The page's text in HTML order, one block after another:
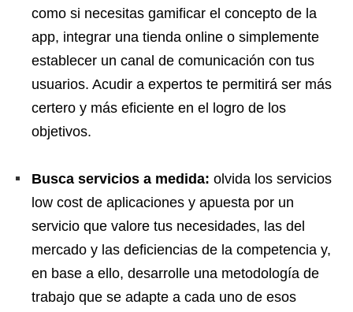
como si necesitas gamificar el concepto de la
app, integrar una tienda online o simplemente
establecer un canal de comunicación con tus
usuarios. Acudir a expertos te permitirá ser más
certero y más eficiente en el logro de los
objetivos.
Busca servicios a medida: olvida los servicios
low cost de aplicaciones y apuesta por un
servicio que valore tus necesidades, las del
mercado y las deficiencias de la competencia y,
en base a ello, desarrolle una metodología de
trabajo que se adapte a cada uno de esos